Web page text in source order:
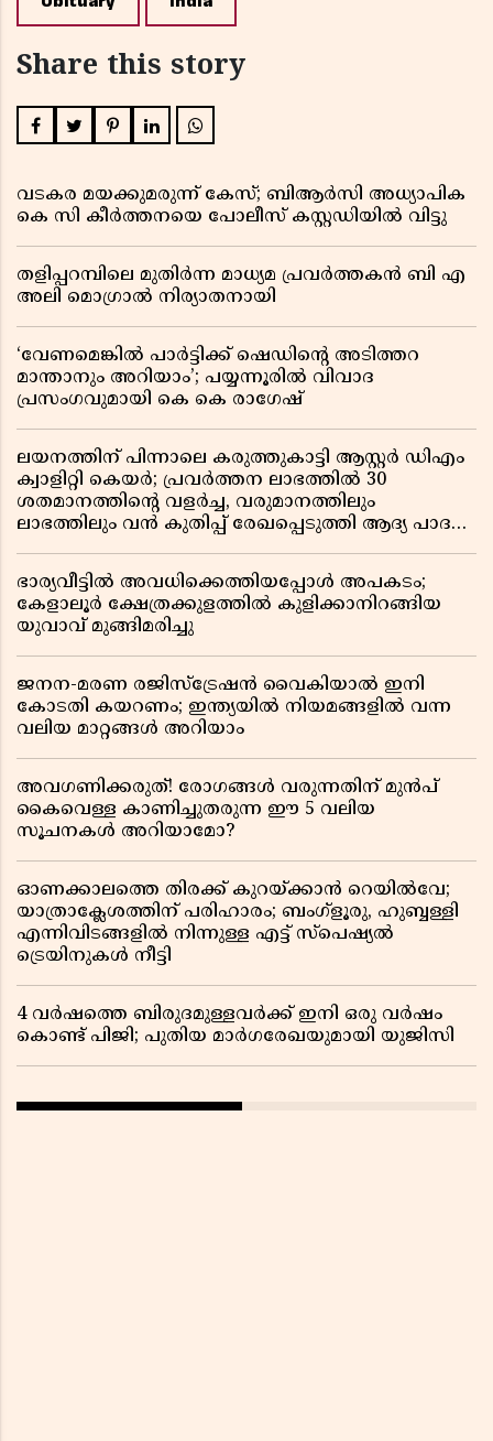
Share this story
വടകര മയക്കുമരുന്ന് കേസ്; ബിആർസി അധ്യാപിക
കെ സി കീർത്തനയെ പോലീസ് കസ്റ്റഡിയിൽ വിട്ടു
തളിപ്പറമ്പിലെ മുതിർന്ന മാധ്യമ പ്രവർത്തകൻ ബി എ
അലി മൊഗ്രാൽ നിര്യാതനായി
‘വേണമെങ്കിൽ പാർട്ടിക്ക് ഷെഡിൻ്റെ അടിത്തറ
മാന്താനും അറിയാം’; പയ്യന്നൂരിൽ വിവാദ
പ്രസംഗവുമായി കെ കെ രാഗേഷ്
ലയനത്തിന് പിന്നാലെ കരുത്തുകാട്ടി ആസ്റ്റർ ഡിഎം
ക്വാളിറ്റി കെയർ; പ്രവർത്തന ലാഭത്തിൽ 30
ശതമാനത്തിൻ്റെ വളർച്ച, വരുമാനത്തിലും
ലാഭത്തിലും വൻ കുതിപ്പ് രേഖപ്പെടുത്തി ആദ്യ പാദ
ഭാര്യവീട്ടിൽ അവധിക്കെത്തിയപ്പോൾ അപകടം;
കേളാലൂർ ക്ഷേത്രക്കുളത്തിൽ കുളിക്കാനിറങ്ങിയ
യുവാവ് മുങ്ങിമരിച്ചു
ജനന-മരണ രജിസ്ട്രേഷൻ വൈകിയാൽ ഇനി
കോടതി കയറണം; ഇന്ത്യയിൽ നിയമങ്ങളിൽ വന്ന
വലിയ മാറ്റങ്ങൾ അറിയാം
അവഗണിക്കരുത്! രോഗങ്ങൾ വരുന്നതിന് മുൻപ്
കൈവെള്ള കാണിച്ചുതരുന്ന ഈ 5 വലിയ
സൂചനകൾ അറിയാമോ?
ഓണക്കാലത്തെ തിരക്ക് കുറയ്ക്കാൻ റെയിൽവേ;
യാത്രാക്ലേശത്തിന് പരിഹാരം; ബംഗ്ളൂരു, ഹുബ്ബള്ളി
എന്നിവിടങ്ങളിൽ നിന്നുള്ള എട്ട് സ്പെഷ്യൽ
ട്രെയിനുകൾ നീട്ടി
4 വർഷത്തെ ബിരുദമുള്ളവർക്ക് ഇനി ഒരു വർഷം
കൊണ്ട് പിജി; പുതിയ മാർഗരേഖയുമായി യുജിസി